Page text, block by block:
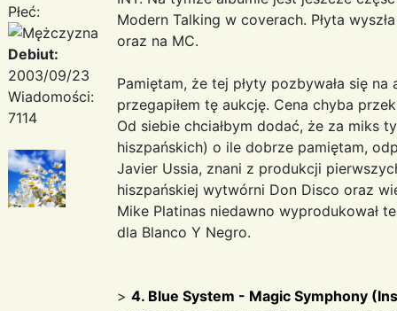
Płeć:
Debiut:
2003/09/23
Wiadomości:
7114
Modern Talking w coverach. Płyta
oraz na MC.
Pamiętam, że tej płyty pozbywała się na
przegapiłem tę aukcję. Cena chyba
Od siebie chciałbym dodać, że za miks
hiszpańskich) o ile dobrze pamiętam,
Javier Ussia, znani z produkcji
hiszpańskiej wytwórni Don Disco oraz
Mike Platinas niedawno wyprodukował
dla Blanco Y Negro.
> 4. Blue System - Magic Symphony